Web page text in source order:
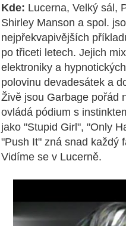
Kde: Lucerna, Velký sál,
Shirley Manson a spol.
nejpřekvapivějších
po třiceti letech. Jejich
elektroniky a
polovinu devadesátek a
Živě jsou Garbage pořád
ovládá pódium s
jako "Stupid Girl", "Only
"Push It" zná snad každý
Vidíme se v Lucerně.